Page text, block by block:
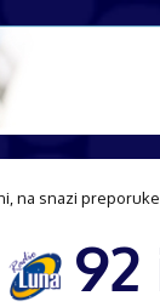
na snazi
92